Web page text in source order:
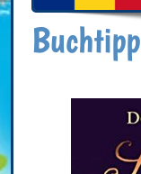
Buchtipp